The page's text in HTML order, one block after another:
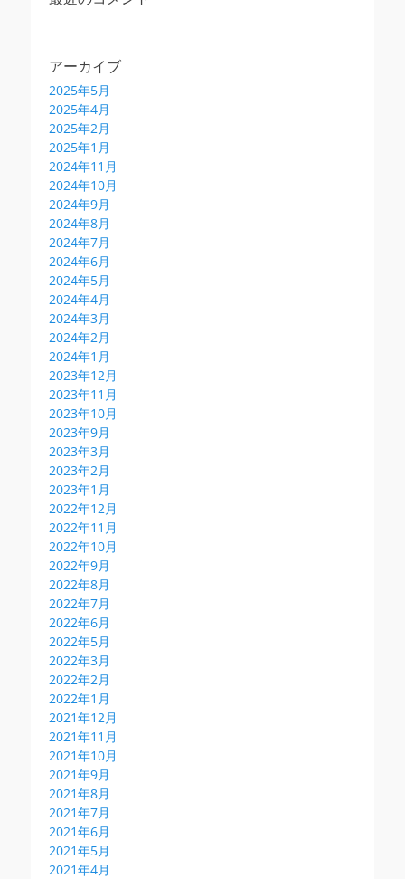
アーカイブ
2025年5月
2025年4月
2025年2月
2025年1月
2024年11月
2024年10月
2024年9月
2024年8月
2024年7月
2024年6月
2024年5月
2024年4月
2024年3月
2024年2月
2024年1月
2023年12月
2023年11月
2023年10月
2023年9月
2023年3月
2023年2月
2023年1月
2022年12月
2022年11月
2022年10月
2022年9月
2022年8月
2022年7月
2022年6月
2022年5月
2022年3月
2022年2月
2022年1月
2021年12月
2021年11月
2021年10月
2021年9月
2021年8月
2021年7月
2021年6月
2021年5月
2021年4月